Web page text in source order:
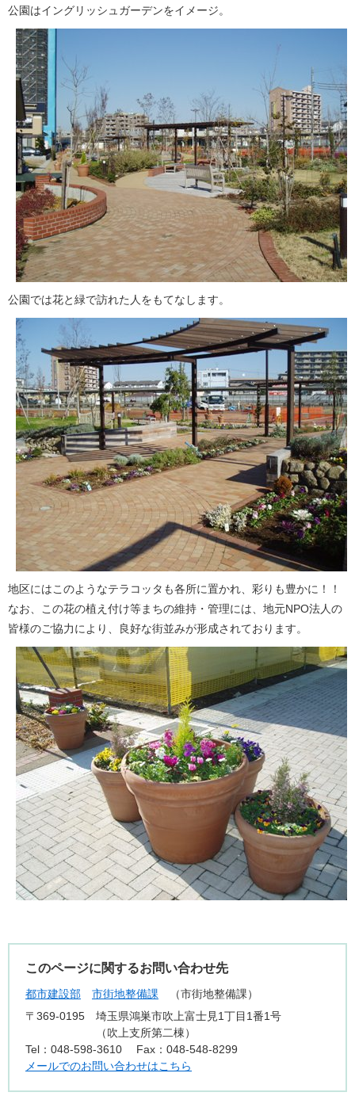
公園はイングリッシュガーデンをイメージ。
公園では花と緑で訪れた人をもてなします。
地区にはこのようなテラコッタも各所に置かれ、彩りも豊かに！！
なお、この花の植え付け等まちの維持・管理には、地元NPO法人の
皆様のご協力により、良好な街並みが形成されております。
このページに関するお問い合わせ先
都市建設部 市街地整備課
市街地整備課
〒369‐0195
埼玉県鴻巣市吹上富士見1丁目1番1号
（吹上支所第二棟）
Tel：048-598-3610
Fax：048-548-8299
メールでのお問い合わせはこちら